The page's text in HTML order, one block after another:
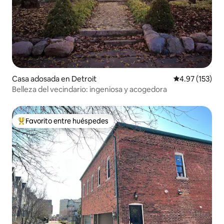
Casa adosada en Detroit Calificación
4.97 (153)
Belleza del vecindario: ingeniosa y acogedora
Favorito entre huéspedes preferido
Favorito entre huéspedes